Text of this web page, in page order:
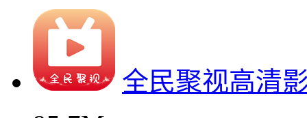
全民聚视高清